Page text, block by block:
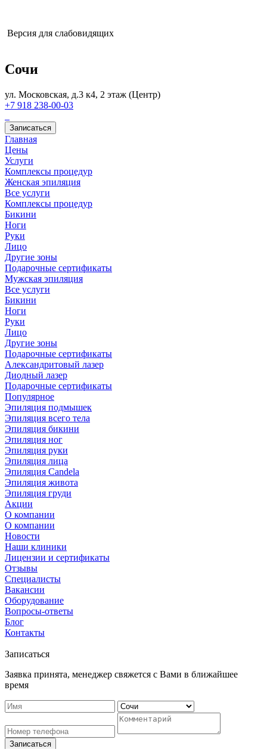
Версия для слабовидящих
Сочи
ул. Московская, д.3 к4, 2 этаж (Центр)
+7 918 238-00-03
Записаться
Главная
Цены
Услуги
Комплексы процедур
Женская эпиляция
Все услуги
Комплексы процедур
Бикини
Ноги
Руки
Лицо
Другие зоны
Подарочные сертификаты
Мужская эпиляция
Все услуги
Бикини
Ноги
Руки
Лицо
Другие зоны
Подарочные сертификаты
Александритовый лазер
Диодный лазер
Подарочные сертификаты
Популярное
Эпиляция подмышек
Эпиляция всего тела
Эпиляция бикини
Эпиляция ног
Эпиляция руки
Эпиляция лица
Эпиляция Candela
Эпиляция живота
Эпиляция груди
Акции
О компании
О компании
Новости
Наши клиники
Лицензии и сертификаты
Отзывы
Специалисты
Вакансии
Оборудование
Вопросы-ответы
Блог
Контакты
Записаться
Заявка принята, менеджер свяжется с Вами в ближайшее
время
Записаться